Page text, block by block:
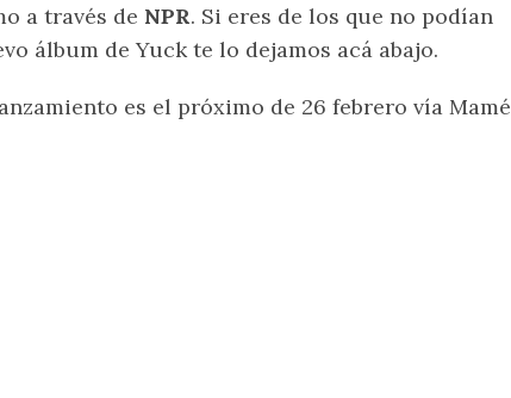
a través de NPR. Si eres de los que no podían
álbum de Yuck te lo dejamos acá abajo.
es el próximo de 26 febrero vía Mamé